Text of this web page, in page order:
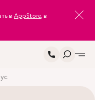
в AppStore, в